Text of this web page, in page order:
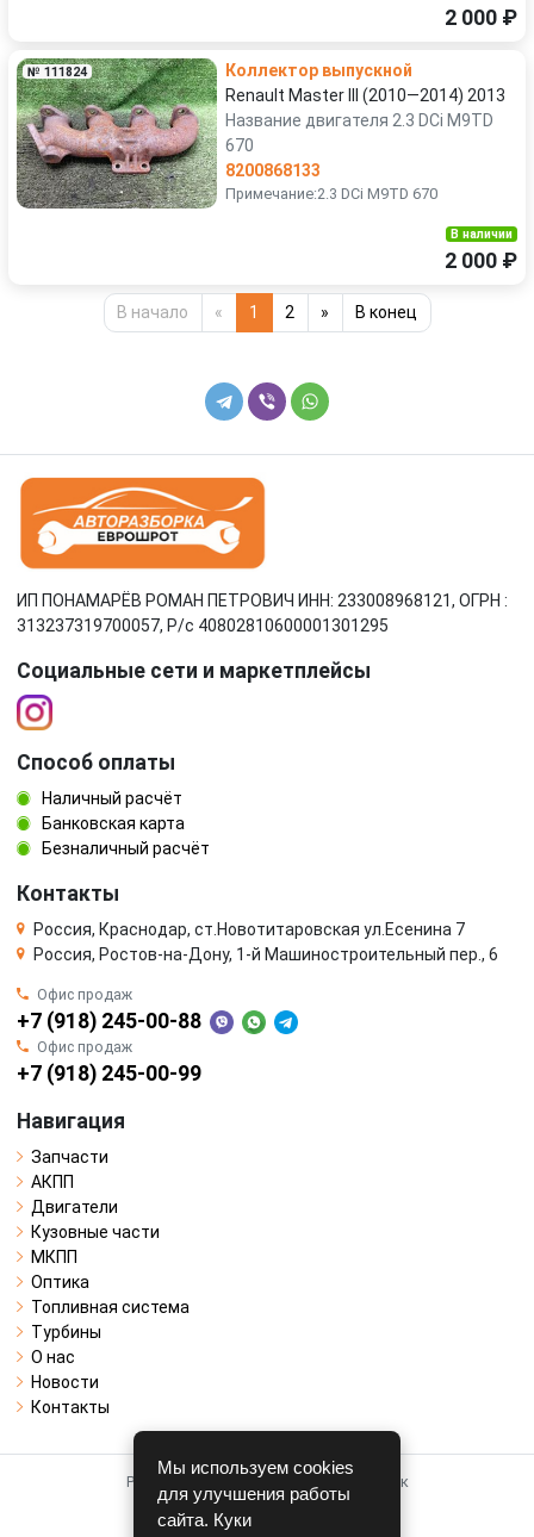
2 000 ₽
№ 111824
Коллектор выпускной
Renault Master III (2010—2014) 2013
Название двигателя 2.3 DCi M9TD
670
8200868133
Примечание:2.3 DCi M9TD 670
В наличии
2 000 ₽
В начало « 1 2 » В конец
ИП ПОНАМАРЁВ РОМАН ПЕТРОВИЧ ИНН: 233008968121, ОГРН :
313237319700057, Р/c 40802810600001301295
Социальные сети и маркетплейсы
Способ оплаты
Наличный расчёт
Банковская карта
Безналичный расчёт
Контакты
Россия, Краснодар, ст.Новотитаровская ул.Есенина 7
Россия, Ростов-на-Дону, 1-й Машиностроительный пер., 6
Офис продаж
+7 (918) 245-00-88
Офис продаж
+7 (918) 245-00-99
Навигация
Запчасти
АКПП
Двигатели
Кузовные части
МКПП
Оптика
Топливная система
Турбины
О нас
Новости
Контакты
Работает на системе для авторазборок
CARRO.БИЗНЕС
Мы используем cookies
для улучшения работы
сайта. Куки